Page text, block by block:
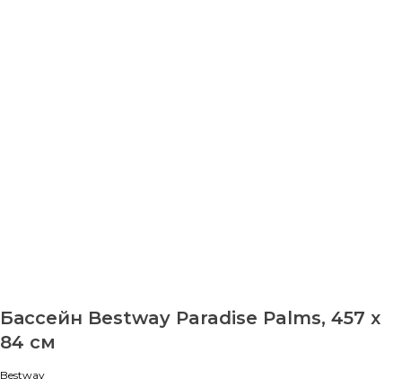
Бассейн Bestway Paradise Palms, 457 x
84 см
Bestway